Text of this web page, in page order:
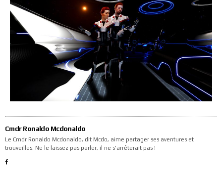
Cmdr Ronaldo Mcdonaldo
Le Cmdr Ronaldo Mcdonaldo, dit Mcdo, aime partager ses aventures et
trouveilles. Ne le laissez pas parler, il ne s'arrêterait pas !